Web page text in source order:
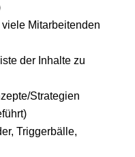
Mitarbeitenden
der Inhalte zu
Strategien
Triggerbälle,